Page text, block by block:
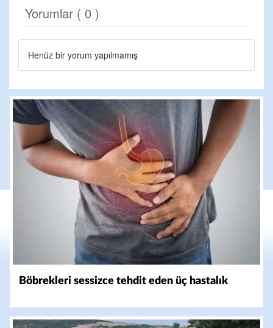
Yorumlar ( 0 )
Henüz bir yorum yapılmamış
Böbrekleri sessizce tehdit eden üç hastalık